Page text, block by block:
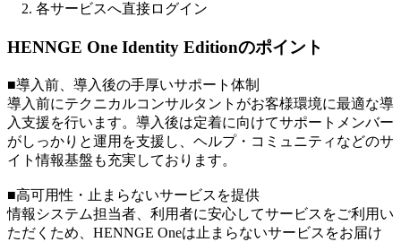
2. 各サービスへ直接ログイン
HENNGE One Identity Editionのポイント
■導入前、導入後の手厚いサポート体制
導入前にテクニカルコンサルタントがお客様環境に最適な導
入支援を行います。導入後は定着に向けてサポートメンバー
がしっかりと運用を支援し、ヘルプ・コミュニティなどのサ
イト情報基盤も充実しております。
■高可用性・止まらないサービスを提供
情報システム担当者、利用者に安心してサービスをご利用い
ただくため、HENNGE Oneは止まらないサービスをお届け